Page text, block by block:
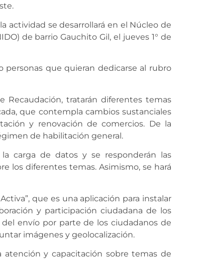
actividad se desarrollará en el Núcleo de
de barrio Gauchito Gil, el jueves 1° de
personas que quieran dedicarse al rubro
Recaudación, tratarán diferentes temas
que contempla cambios sustanciales
y renovación de comercios. De la
de habilitación general.
carga de datos y se responderán las
los diferentes temas. Asimismo, se hará
que es una aplicación para instalar
y participación ciudadana de los
envío por parte de los ciudadanos de
imágenes y geolocalización.
atención y capacitación sobre temas de